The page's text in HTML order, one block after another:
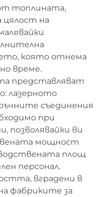
топлината,
цялост на
която отнема
време.
представляват
лазерното
съединения
при
позволявайки ви
мощност
площ
персонал.
вградени в
фабриките за